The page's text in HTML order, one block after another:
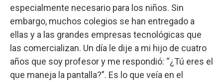
especialmente necesario para los niños. Sin
embargo, muchos colegios se han entregado a
ellas y a las grandes empresas tecnológicas que
las comercializan. Un día le dije a mi hijo de cuatro
años que soy profesor y me respondió: “¿Tú eres el
que maneja la pantalla?”. Es lo que veía en el